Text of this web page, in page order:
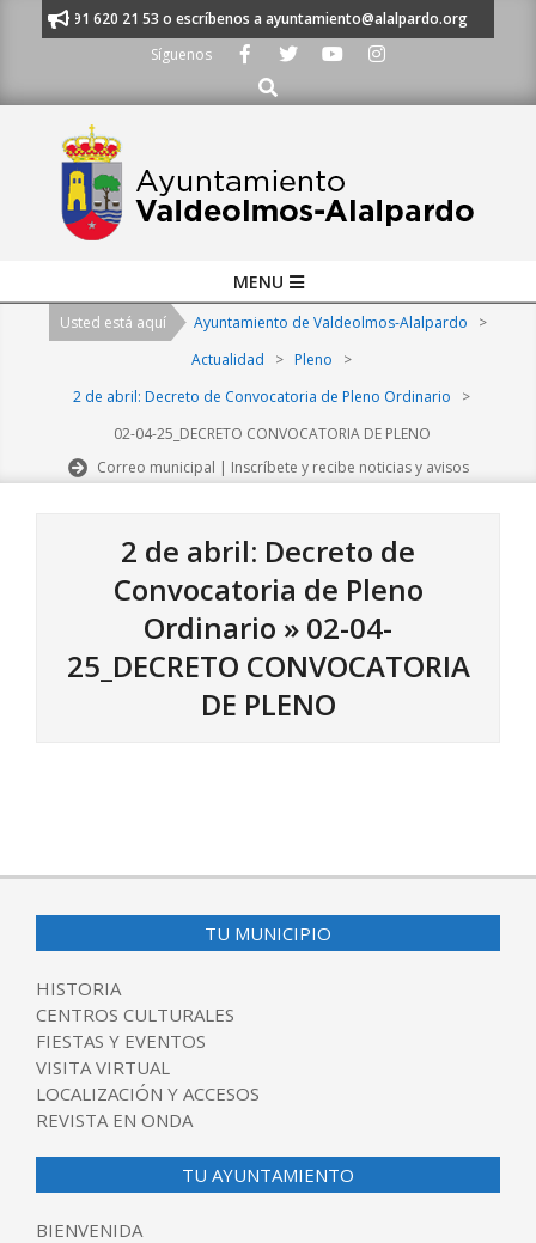
al 91 620 21 53 o escríbenos a ayuntamiento@alalpardo.org
Síguenos
Buscar
Navigation
MENU
Usted está aquí Ayuntamiento de Valdeolmos-Alalpardo
>
Actualidad
> Pleno
>
2 de abril: Decreto de Convocatoria de Pleno Ordinario
>
02-04-25_DECRETO CONVOCATORIA DE PLENO
Correo municipal | Inscríbete y recibe noticias y avisos
2 de abril: Decreto de
Convocatoria de Pleno
Ordinario » 02-04-
25_DECRETO CONVOCATORIA
DE PLENO
03-
TU MUNICIPIO
HISTORIA
CENTROS CULTURALES
FIESTAS Y EVENTOS
VISITA VIRTUAL
LOCALIZACIÓN Y ACCESOS
REVISTA EN ONDA
TU AYUNTAMIENTO
BIENVENIDA